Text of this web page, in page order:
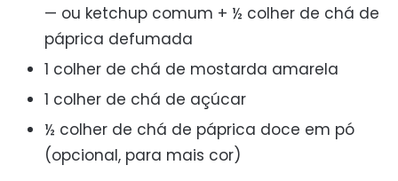
— ou ketchup comum + ½ colher de chá de
páprica defumada
1 colher de chá de mostarda amarela
1 colher de chá de açúcar
½ colher de chá de páprica doce em pó
(opcional, para mais cor)